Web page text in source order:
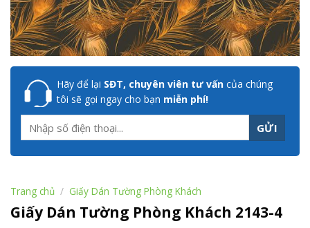
Hãy để lại SĐT, chuyên viên tư vấn của chúng
tôi sẽ gọi ngay cho bạn miễn phí!
Trang chủ / Giấy Dán Tường Phòng Khách
Giấy Dán Tường Phòng Khách 2143-4